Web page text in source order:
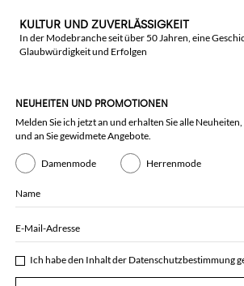
KULTUR UND ZUVERLÄSSIGKEIT
In der Modebranche seit über 50 Jahren, eine
Glaubwürdigkeit und Erfolgen
NEUHEITEN UND PROMOTIONEN
Melden Sie ich jetzt an und erhalten Sie alle
und an Sie gewidmete Angebote.
Damenmode Herrenmode
Name
E-Mail-Adresse
Ich habe den Inhalt der Datenschutzbestimmung